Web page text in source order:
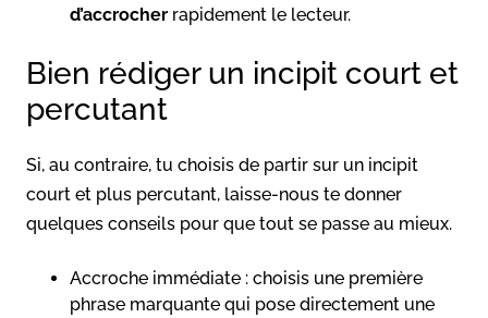
d’accrocher rapidement le lecteur.
Bien rédiger un incipit court et
percutant
Si, au contraire, tu choisis de partir sur un incipit
court et plus percutant, laisse-nous te donner
quelques conseils pour que tout se passe au mieux.
Accroche immédiate : choisis une première
phrase marquante qui pose directement une